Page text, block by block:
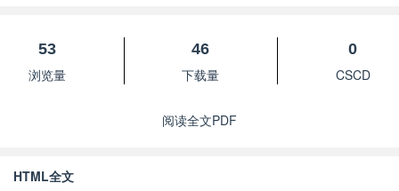
53
浏览量
46
下载量
0
CSCD
阅读全文PDF
HTML全文